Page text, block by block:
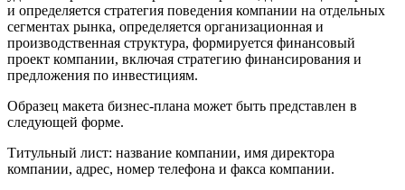
и определяется стратегия поведения компании на отдельных
сегментах рынка, определяется организационная и
производственная структура, формируется финансовый
проект компании, включая стратегию финансирования и
предложения по инвестициям.
Образец макета бизнес-плана может быть представлен в
следующей форме.
Титульный лист: название компании, имя директора
компании, адрес, номер телефона и факса компании.